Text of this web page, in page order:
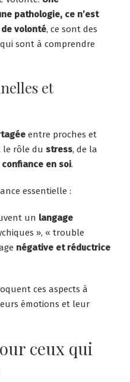
pathologie, ce n’est
volonté, ce sont des
sont à comprendre
et
entre proches et
le rôle du stress, de la
confiance en soi.
essentielle :
un langage
», « trouble
négative et réductrice
ces aspects à
émotions et leur
ceux qui